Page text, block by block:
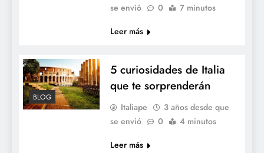
se envió
0
7 minutos
Leer más
BLOG
5 curiosidades de Italia
que te sorprenderán
Italiape
3 años desde que
se envió
0
4 minutos
Leer más